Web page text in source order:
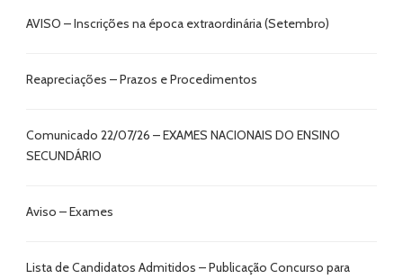
AVISO – Inscrições na época extraordinária (Setembro)
Reapreciações – Prazos e Procedimentos
Comunicado 22/07/26 – EXAMES NACIONAIS DO ENSINO
SECUNDÁRIO
Aviso – Exames
Lista de Candidatos Admitidos – Publicação Concurso para